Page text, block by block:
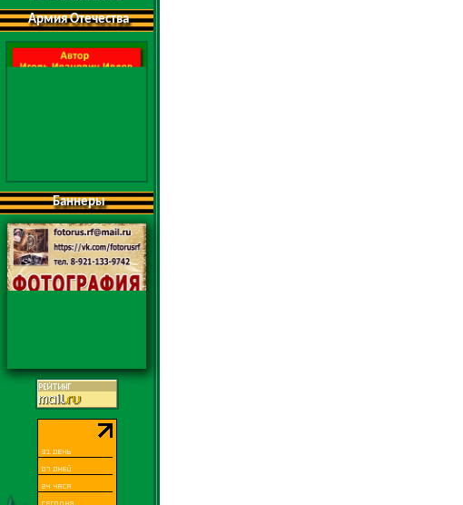
Армия Отечества
Баннеры